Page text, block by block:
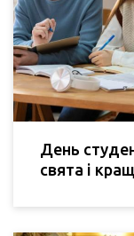
День
свята і